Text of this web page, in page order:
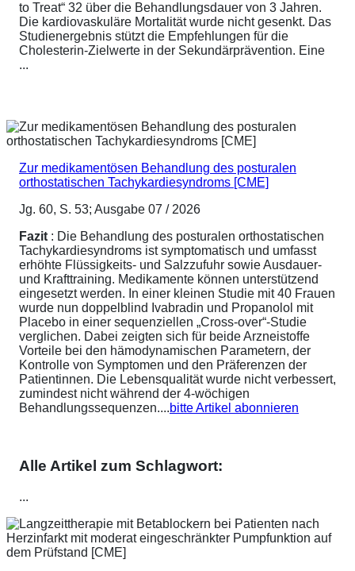
to Treat“ 32 über die Behandlungsdauer von 3 Jahren.
Die kardiovaskuläre Mortalität wurde nicht gesenkt. Das
Studienergebnis stützt die Empfehlungen für die
Cholesterin-Zielwerte in der Sekundärprävention. Eine
...
Zur medikamentösen Behandlung des posturalen
orthostatischen Tachykardiesyndroms [CME]
Jg. 60, S. 53; Ausgabe 07 / 2026
Fazit : Die Behandlung des posturalen orthostatischen
Tachykardiesyndroms ist symptomatisch und umfasst
erhöhte Flüssigkeits- und Salzzufuhr sowie Ausdauer-
und Krafttraining. Medikamente können unterstützend
eingesetzt werden. In einer kleinen Studie mit 40 Frauen
wurde nun doppelblind Ivabradin und Propanolol mit
Placebo in einer sequenziellen „Cross-over“-Studie
verglichen. Dabei zeigten sich für beide Arzneistoffe
Vorteile bei den hämodynamischen Parametern, der
Kontrolle von Symptomen und den Präferenzen der
Patientinnen. Die Lebensqualität wurde nicht verbessert,
zumindest nicht während der 4-wöchigen
Behandlungssequenzen....bitte Artikel abonnieren
Alle Artikel zum Schlagwort:
...